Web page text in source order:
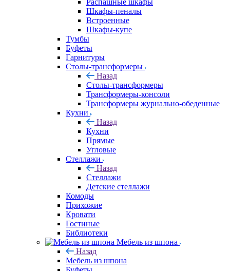
Распашные шкафы
Шкафы-пеналы
Встроенные
Шкафы-купе
Тумбы
Буфеты
Гарнитуры
Столы-трансформеры
Назад
Столы-трансформеры
Трансформеры-консоли
Трансформеры журнально-обеденные
Кухни
Назад
Кухни
Прямые
Угловые
Стеллажи
Назад
Стеллажи
Детские стеллажи
Комоды
Прихожие
Кровати
Гостиные
Библиотеки
Мебель из шпона
Назад
Мебель из шпона